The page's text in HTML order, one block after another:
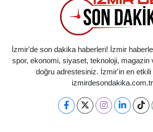
İzmir'de son dakika haberleri! İzmir
spor, ekonomi, siyaset, teknoloji, magazin
doğru adrestesiniz. İzmir'in en etkili